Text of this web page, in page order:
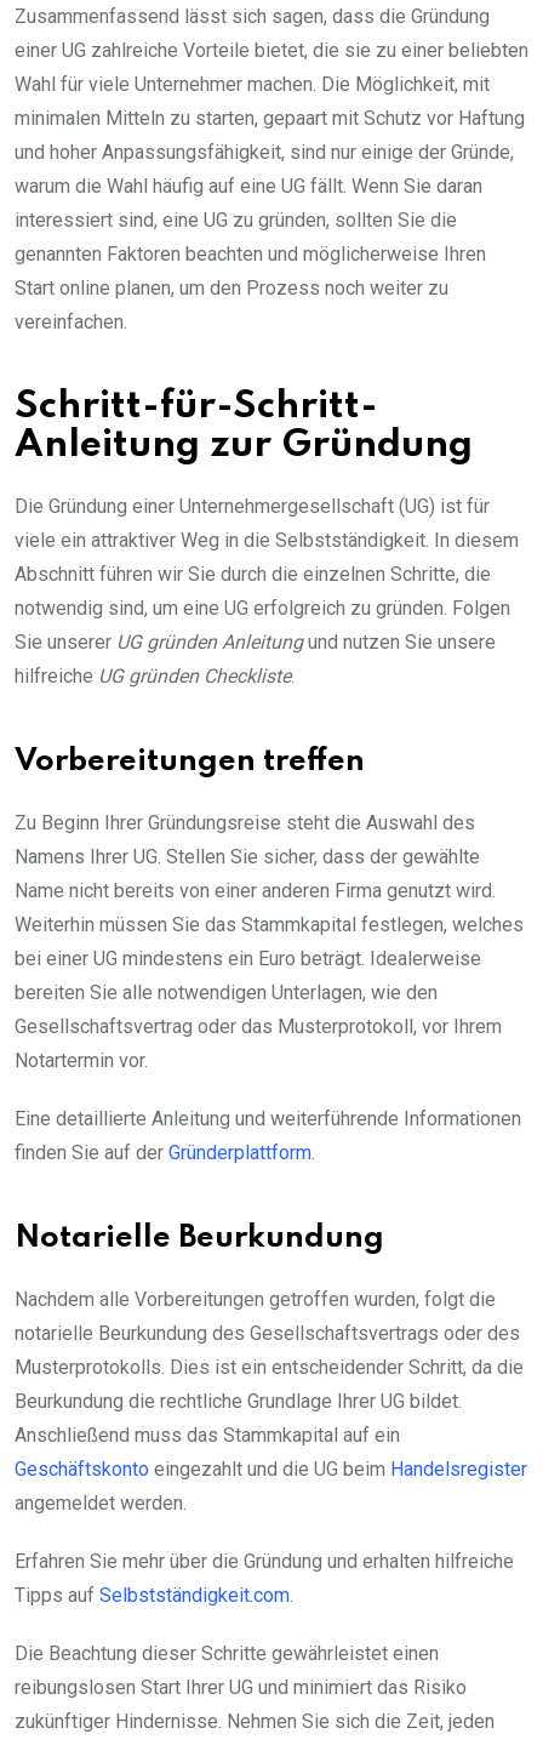
Zusammenfassend lässt sich sagen, dass die Gründung
einer UG zahlreiche Vorteile bietet, die sie zu einer beliebten
Wahl für viele Unternehmer machen. Die Möglichkeit, mit
minimalen Mitteln zu starten, gepaart mit Schutz vor Haftung
und hoher Anpassungsfähigkeit, sind nur einige der Gründe,
warum die Wahl häufig auf eine UG fällt. Wenn Sie daran
interessiert sind, eine UG zu gründen, sollten Sie die
genannten Faktoren beachten und möglicherweise Ihren
Start online planen, um den Prozess noch weiter zu
vereinfachen.
Schritt-für-Schritt-
Anleitung zur Gründung
Die Gründung einer Unternehmergesellschaft (UG) ist für
viele ein attraktiver Weg in die Selbstständigkeit. In diesem
Abschnitt führen wir Sie durch die einzelnen Schritte, die
notwendig sind, um eine UG erfolgreich zu gründen. Folgen
Sie unserer UG gründen Anleitungund nutzen Sie unsere
hilfreiche UG gründen Checkliste.
Vorbereitungen treffen
Zu Beginn Ihrer Gründungsreise steht die Auswahl des
Namens Ihrer UG. Stellen Sie sicher, dass der gewählte
Name nicht bereits von einer anderen Firma genutzt wird.
Weiterhin müssen Sie das Stammkapital festlegen, welches
bei einer UG mindestens ein Euro beträgt. Idealerweise
bereiten Sie alle notwendigen Unterlagen, wie den
Gesellschaftsvertrag oder das Musterprotokoll, vor Ihrem
Notartermin vor.
Eine detaillierte Anleitung und weiterführende Informationen
finden Sie auf der Gründerplattform
Notarielle Beurkundung
Nachdem alle Vorbereitungen getroffen wurden, folgt die
notarielle Beurkundung des Gesellschaftsvertrags oder des
Musterprotokolls. Dies ist ein entscheidender Schritt, da die
Beurkundung die rechtliche Grundlage Ihrer UG bildet.
Anschließend muss das Stammkapital auf ein
Geschäftskonto eingezahlt und die UG beim Handelsregister
angemeldet werden.
Erfahren Sie mehr über die Gründung und erhalten hilfreiche
Tipps auf Selbstständigkeit.com
Die Beachtung dieser Schritte gewährleistet einen
reibungslosen Start Ihrer UG und minimiert das Risiko
zukünftiger Hindernisse. Nehmen Sie sich die Zeit, jeden